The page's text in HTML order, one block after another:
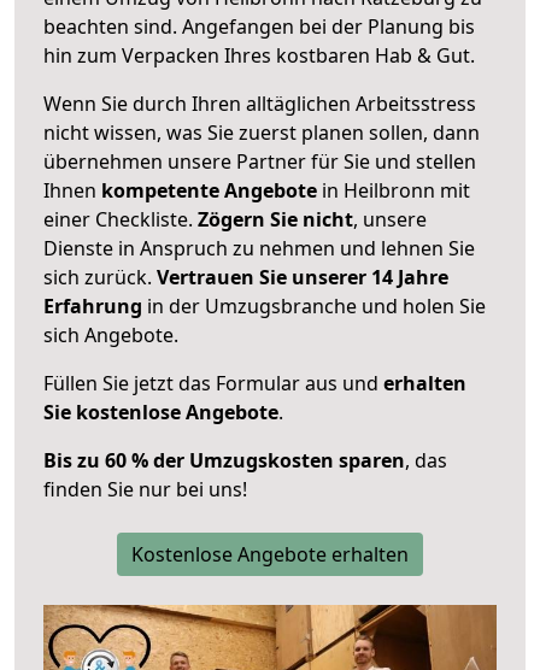
beachten sind. Angefangen bei der Planung bis
hin zum Verpacken Ihres kostbaren Hab & Gut.
Wenn Sie durch Ihren alltäglichen Arbeitsstress
nicht wissen, was Sie zuerst planen sollen, dann
übernehmen unsere Partner für Sie und stellen
Ihnen kompetente Angebote in Heilbronn mit
einer Checkliste. Zögern Sie nicht, unsere
Dienste in Anspruch zu nehmen und lehnen Sie
sich zurück. Vertrauen Sie unserer 14 Jahre
Erfahrung in der Umzugsbranche und holen Sie
sich Angebote.
Füllen Sie jetzt das Formular aus und erhalten
Sie kostenlose Angebote.
Bis zu 60 % der Umzugskosten sparen, das
finden Sie nur bei uns!
Kostenlose Angebote erhalten